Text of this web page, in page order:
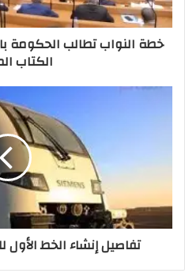
خطة النواب تطالب الحكومة
الكتاب
تفاصيل إنشاء الخط الأول